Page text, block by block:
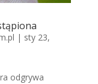
| sty 23,
odgrywa